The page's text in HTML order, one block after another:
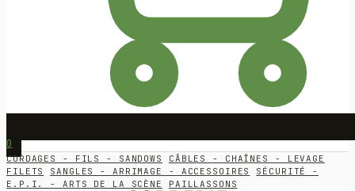
0
CORDAGES - FILS - SANDOWS
CÂBLES - CHAÎNES - LEVAGE
FILETS
SANGLES - ARRIMAGE - ACCESSOIRES
SÉCURITÉ -
E.P.I. - ARTS DE LA SCÈNE
PAILLASSONS